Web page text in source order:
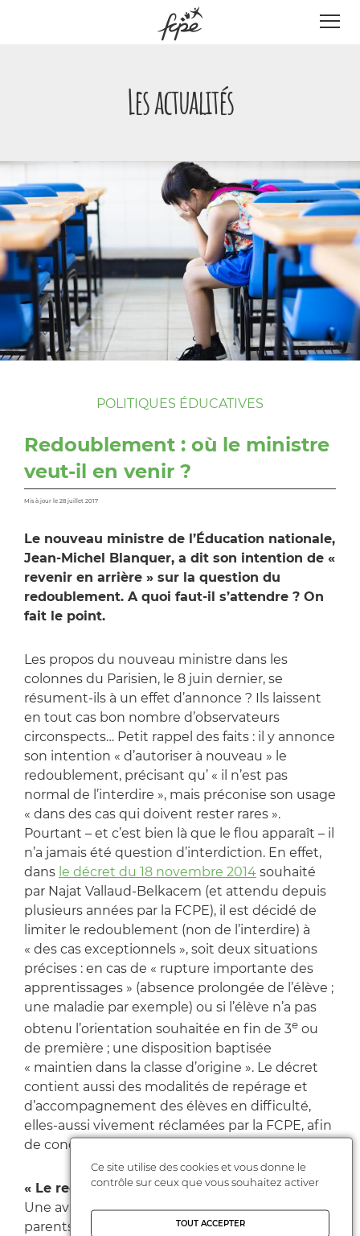
Les actualités
POLITIQUES ÉDUCATIVES
Redoublement : où le ministre
veut-il en venir ?
Mis à jour le 28 juillet 2017
Le nouveau ministre de l’Éducation nationale,
Jean-Michel Blanquer, a dit son intention de «
revenir en arrière » sur la question du
redoublement. A quoi faut-il s’attendre ? On
fait le point.
Les propos du nouveau ministre dans les
colonnes du Parisien, le 8 juin dernier, se
résument-ils à un effet d’annonce ? Ils laissent
en tout cas bon nombre d’observateurs
circonspects… Petit rappel des faits : il y annonce
son intention « d’autoriser à nouveau » le
redoublement, précisant qu’ « il n’est pas
normal de l’interdire », mais préconise son usage
« dans des cas qui doivent rester rares ».
Pourtant – et c’est bien là que le flou apparaît – il
n’a jamais été question d’interdiction. En effet,
dans le décret du 18 novembre 2014 souhaité
par Najat Vallaud-Belkacem (et attendu depuis
plusieurs années par la FCPE), il est décidé de
limiter le redoublement (non de l’interdire) à
« des cas exceptionnels », soit deux situations
précises : en cas de « rupture importante des
apprentissages » (absence prolongée de l’élève ;
une maladie par exemple) ou si l’élève n’a pas
obtenu l’orientation souhaitée en fin de 3e ou
de première ; une disposition baptisée
« maintien dans la classe d’origine ». Le décret
contient aussi des modalités de repérage et
d’accompagnement des élèves en difficulté,
elles-aussi vivement réclamées par la FCPE, afin
de conduire chaque élève vers la réussite.
« Le redoublement doit rester exceptionnel »
Une avancée donc, même si trois ans après, les
parents le constatent sur le terrain : le compte
Panneau de gestion des cookies
Ce site utilise des cookies et vous donne le
contrôle sur ceux que vous souhaitez activer
TOUT ACCEPTER